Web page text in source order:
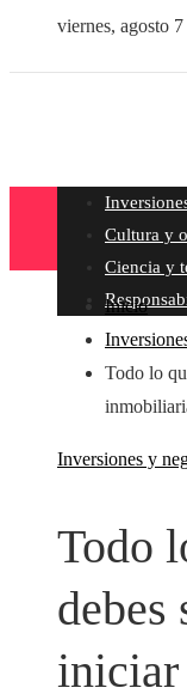
viernes, agosto 7
Cultura y
Ciencia y
Inicio
Todo lo
Inversiones y
Todo
debes
iniciar